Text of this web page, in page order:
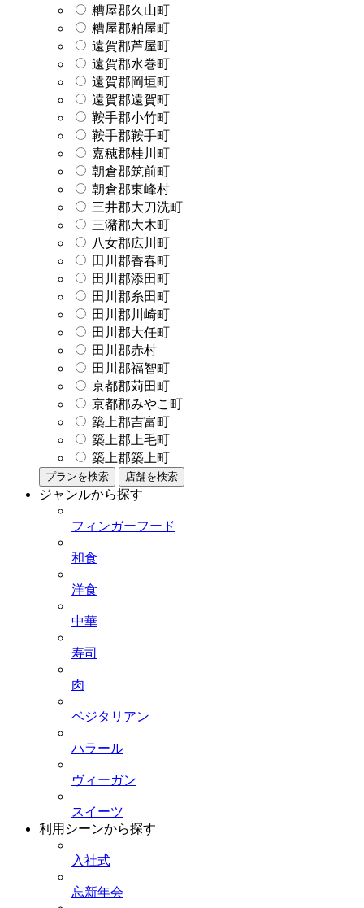
糟屋郡久山町
糟屋郡粕屋町
遠賀郡芦屋町
遠賀郡水巻町
遠賀郡岡垣町
遠賀郡遠賀町
鞍手郡小竹町
鞍手郡鞍手町
嘉穂郡桂川町
朝倉郡筑前町
朝倉郡東峰村
三井郡大刀洗町
三潴郡大木町
八女郡広川町
田川郡香春町
田川郡添田町
田川郡糸田町
田川郡川崎町
田川郡大任町
田川郡赤村
田川郡福智町
京都郡苅田町
京都郡みやこ町
築上郡吉富町
築上郡上毛町
築上郡築上町
プランを検索 店舗を検索
ジャンルから探す
フィンガーフード
和食
洋食
中華
寿司
肉
ベジタリアン
ハラール
ヴィーガン
スイーツ
利用シーンから探す
入社式
忘新年会